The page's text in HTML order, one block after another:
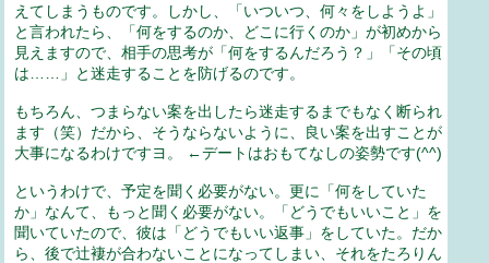
えてしまうものです。しかし、「いついつ、何々をしようよ」
と言われたら、「何をするのか、どこに行くのか」が初めから
見えますので、相手の思考が「何をするんだろう？」「その頃
は……」と迷走することを防げるのです。
もちろん、つまらない案を出したら迷走するまでもなく断られ
ます（笑）だから、そうならないように、良い案を出すことが
大事になるわけですヨ。 ←デートはおもてなしの姿勢です(^^)
というわけで、予定を聞く必要がない。更に「何をしていた
か」なんて、もっと聞く必要がない。「どうでもいいこと」を
聞いていたので、彼は「どうでもいい返事」をしていた。だか
ら、後で辻褄が合わないことになってしまい、それをたろりん